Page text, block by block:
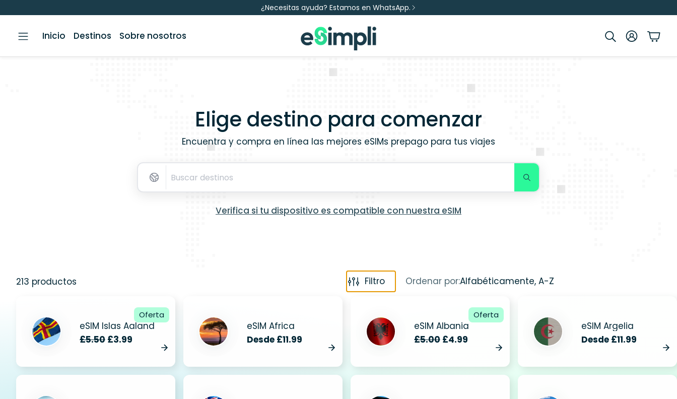
¿Necesitas ayuda? Estamos en WhatsApp.
Inicio Destinos Sobre nosotros Buscar
Account
Cart
Elige destino para comenzar
Encuentra y compra en línea las mejores eSIMs prepago para tus viajes
Buscar
Verifica si tu dispositivo es compatible con nuestra eSIM
213 productos Filtro Ordenar por:Alfabéticamente, A-Z
eSIM Islas Aaland
£5.50 £3.99
Oferta
eSIM Africa
Desde £11.99
eSIM Albania
£5.00 £4.99
Oferta
eSIM Argelia
Desde £11.99